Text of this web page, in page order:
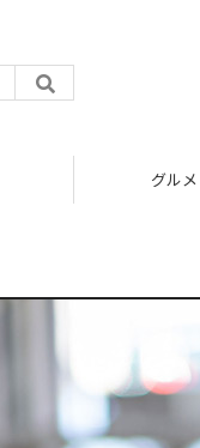
グルメ